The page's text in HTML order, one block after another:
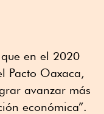
en el 2020
Pacto Oaxaca,
avanzar más
económica”.